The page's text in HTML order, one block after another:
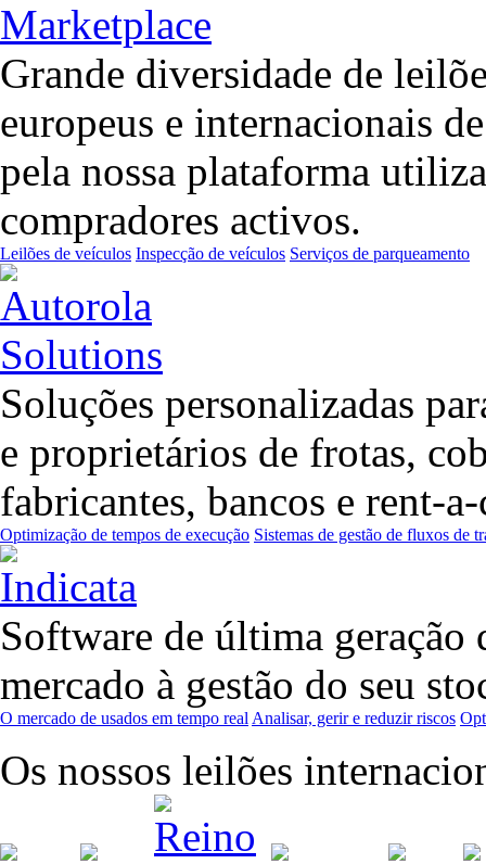
Grande diversidade de
europeus e internacionais
pela nossa plataforma
compradores activos.
Leilões de veículos Inspecção de veículos Serviços de parqueamento
Soluções personalizadas
e proprietários de frotas,
fabricantes, bancos e rent-
Optimização de tempos de execução Sistemas de gestão de fluxos de
Software de última
mercado à gestão do seu
O mercado de usados em tempo real Analisar, gerir e reduzir riscos
Os nossos leilões